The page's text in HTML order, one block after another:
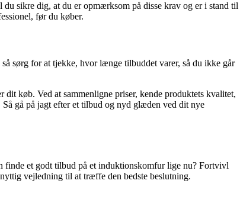
sikre dig, at du er opmærksom på disse krav og er i stand til
før du køber.
sørg for at tjekke, hvor længe tilbuddet varer, så du ikke går
køb. Ved at sammenligne priser, kende produktets kvalitet,
gå på jagt efter et tilbud og nyd glæden ved dit nye
finde et godt tilbud på et induktionskomfur lige nu? Fortvivl
vejledning til at træffe den bedste beslutning.